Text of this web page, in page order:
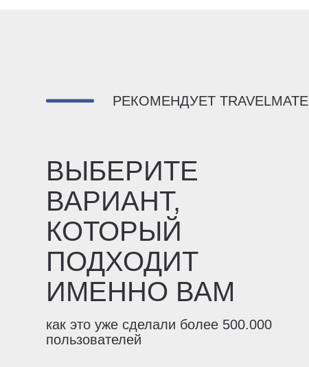
РЕКОМЕНДУЕТ TRAVELMATE
ВЫБЕРИТЕ
ВАРИАНТ,
КОТОРЫЙ
ПОДХОДИТ
ИМЕННО ВАМ
как это уже сделали более 500.000
пользователей